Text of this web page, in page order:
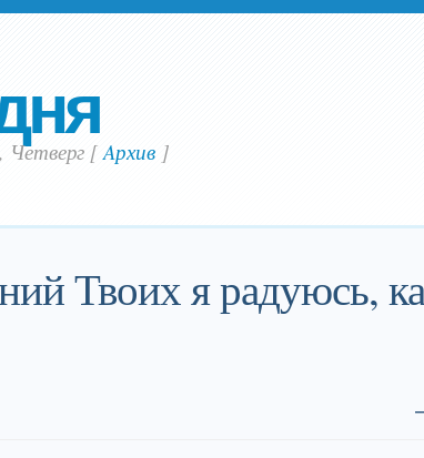
Четверг [Aрхив]
Твоих я радуюсь,